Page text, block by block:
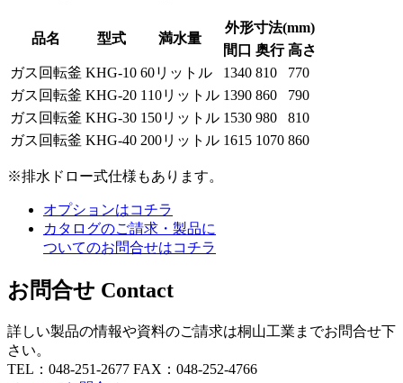
品名 型式 満水量
外形寸法(mm)
間口 奥行 高さ
ガス回転釜 KHG-10 60リットル 1340 810
770
ガス回転釜 KHG-20 110リットル 1390 860
790
ガス回転釜 KHG-30 150リットル 1530 980
810
ガス回転釜 KHG-40 200リットル 1615 1070 860
※排水ドロー式仕様もあります。
オプションはコチラ
カタログのご請求・製品に
ついてのお問合せはコチラ
お問合せ Contact
詳しい製品の情報や資料のご請求は桐山工業までお問合せ下
さい。
TEL：048-251-2677 FAX：048-252-4766